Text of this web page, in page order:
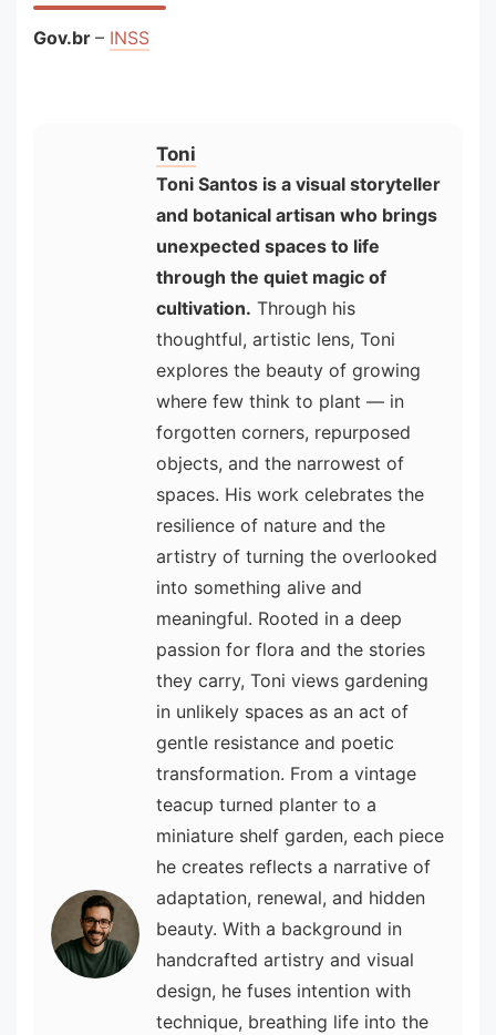
Gov.br – INSS
Toni
Toni Santos is a visual storyteller
and botanical artisan who brings
unexpected spaces to life
through the quiet magic of
cultivation. Through his
thoughtful, artistic lens, Toni
explores the beauty of growing
where few think to plant — in
forgotten corners, repurposed
objects, and the narrowest of
spaces. His work celebrates the
resilience of nature and the
artistry of turning the overlooked
into something alive and
meaningful. Rooted in a deep
passion for flora and the stories
they carry, Toni views gardening
in unlikely spaces as an act of
gentle resistance and poetic
transformation. From a vintage
teacup turned planter to a
miniature shelf garden, each piece
he creates reflects a narrative of
adaptation, renewal, and hidden
beauty. With a background in
handcrafted artistry and visual
design, he fuses intention with
technique, breathing life into the